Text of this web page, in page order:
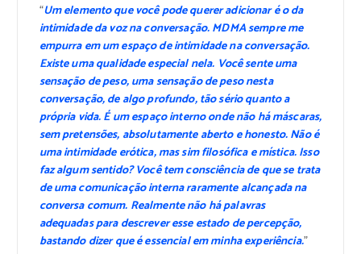
“Um elemento que você pode querer adicionar é o da
intimidade da voz na conversação. MDMA sempre me
empurra em um espaço de intimidade na conversação.
Existe uma qualidade especial nela. Você sente uma
sensação de peso, uma sensação de peso nesta
conversação, de algo profundo, tão sério quanto a
própria vida. É um espaço interno onde não há máscaras,
sem pretensões, absolutamente aberto e honesto. Não é
uma intimidade erótica, mas sim filosófica e mística. Isso
faz algum sentido? Você tem consciência de que se trata
de uma comunicação interna raramente alcançada na
conversa comum. Realmente não há palavras
adequadas para descrever esse estado de percepção,
bastando dizer que é essencial em minha experiência.”